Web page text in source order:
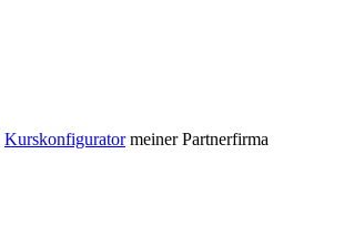
Kurskonfiguratormeiner Partnerfirma